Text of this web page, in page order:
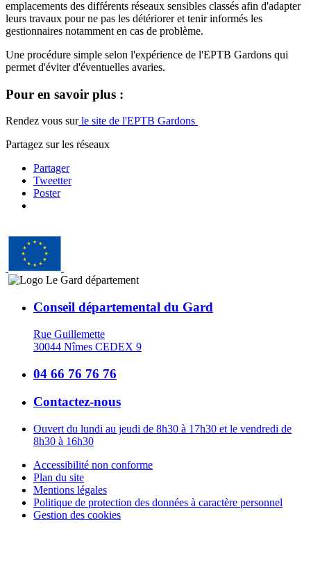
emplacements des différents réseaux sensibles classés afin d'adapter
leurs travaux pour ne pas les détériorer et tenir informés les
gestionnaires notamment en cas de problème.
Une procédure simple selon l'expérience de l'EPTB Gardons qui
permet d'éviter d'éventuelles avaries.
Pour en savoir plus :
Rendez vous surle site de l'EPTB Gardons
Partagez sur les réseaux
Partager
Tweetter
Poster
Conseil départemental du Gard
Rue Guillemette
30044 Nîmes CEDEX 9
04 66 76 76 76
Contactez-nous
Ouvert du lundi au jeudi de 8h30 à 17h30 et le vendredi de
8h30 à 16h30
Accessibilité non conforme
Plan du site
Mentions légales
Politique de protection des données à caractère personnel
Gestion des cookies